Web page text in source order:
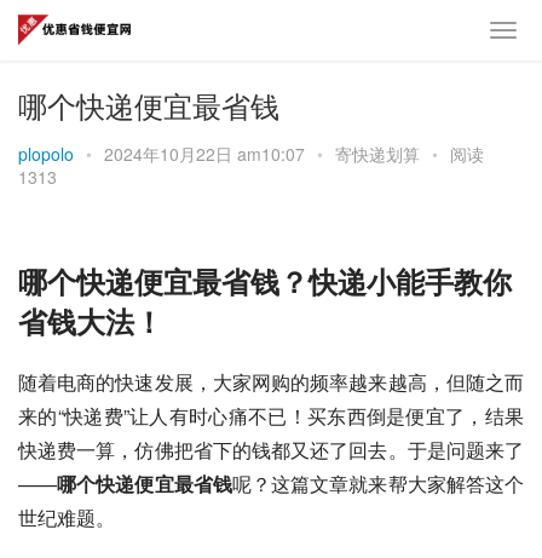
哪个快递便宜最省钱
plopolo • 2024年10月22日 am10:07 • 寄快递划算 • 阅读
1313
哪个快递便宜最省钱？快递小能手教你
省钱大法！
随着电商的快速发展，大家网购的频率越来越高，但随之而
来的“快递费”让人有时心痛不已！买东西倒是便宜了，结果
快递费一算，仿佛把省下的钱都又还了回去。于是问题来了
——哪个快递便宜最省钱呢？这篇文章就来帮大家解答这个
世纪难题。